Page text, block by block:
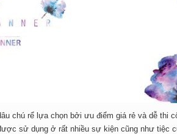
chú rể lựa chọn bởi ưu điểm giá rẻ và dễ thi
sử dụng ở rất nhiều sự kiện cũng như tiệc